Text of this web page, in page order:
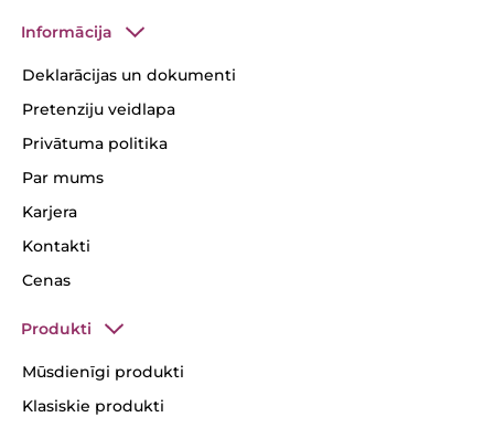
Informācija
Deklarācijas un dokumenti
Pretenziju veidlapa
Privātuma politika
Par mums
Karjera
Kontakti
Cenas
Produkti
Mūsdienīgi produkti
Klasiskie produkti